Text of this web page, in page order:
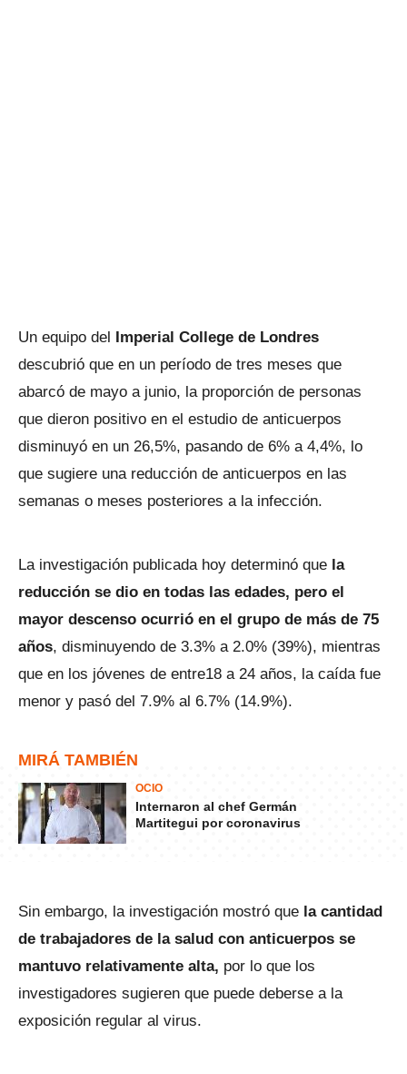
Un equipo del Imperial College de Londres
descubrió que en un período de tres meses que
abarcó de mayo a junio, la proporción de personas
que dieron positivo en el estudio de anticuerpos
disminuyó en un 26,5%, pasando de 6% a 4,4%, lo
que sugiere una reducción de anticuerpos en las
semanas o meses posteriores a la infección.
La investigación publicada hoy determinó que la
reducción se dio en todas las edades, pero el
mayor descenso ocurrió en el grupo de más de 75
años, disminuyendo de 3.3% a 2.0% (39%), mientras
que en los jóvenes de entre18 a 24 años, la caída fue
menor y pasó del 7.9% al 6.7% (14.9%).
MIRÁ TAMBIÉN
OCIO
Internaron al chef Germán
Martitegui por coronavirus
Sin embargo, la investigación mostró que la cantidad
de trabajadores de la salud con anticuerpos se
mantuvo relativamente alta, por lo que los
investigadores sugieren que puede deberse a la
exposición regular al virus.